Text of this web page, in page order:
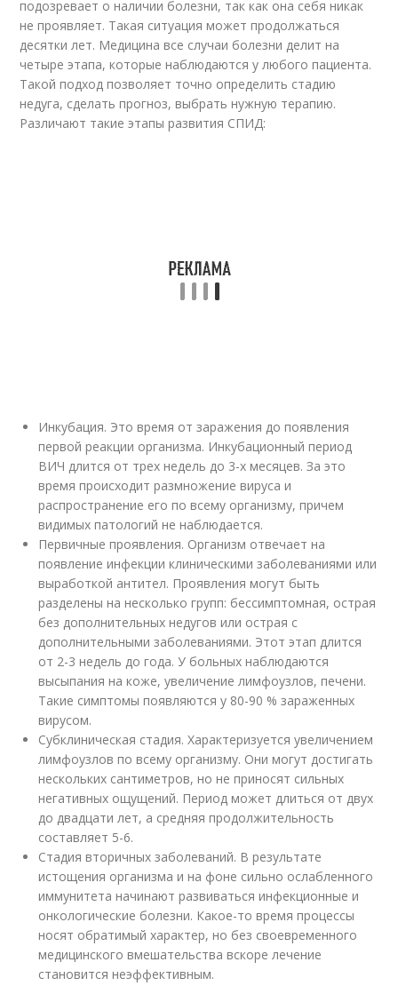
подозревает о наличии болезни, так как она себя никак
не проявляет. Такая ситуация может продолжаться
десятки лет. Медицина все случаи болезни делит на
четыре этапа, которые наблюдаются у любого пациента.
Такой подход позволяет точно определить стадию
недуга, сделать прогноз, выбрать нужную терапию.
Различают такие этапы развития СПИД:
Инкубация. Это время от заражения до появления
первой реакции организма. Инкубационный период
ВИЧ длится от трех недель до 3-х месяцев. За это
время происходит размножение вируса и
распространение его по всему организму, причем
видимых патологий не наблюдается.
Первичные проявления. Организм отвечает на
появление инфекции клиническими заболеваниями или
выработкой антител. Проявления могут быть
разделены на несколько групп: бессимптомная, острая
без дополнительных недугов или острая с
дополнительными заболеваниями. Этот этап длится
от 2-3 недель до года. У больных наблюдаются
высыпания на коже, увеличение лимфоузлов, печени.
Такие симптомы появляются у 80-90 % зараженных
вирусом.
Субклиническая стадия. Характеризуется увеличением
лимфоузлов по всему организму. Они могут достигать
нескольких сантиметров, но не приносят сильных
негативных ощущений. Период может длиться от двух
до двадцати лет, а средняя продолжительность
составляет 5-6.
Стадия вторичных заболеваний. В результате
истощения организма и на фоне сильно ослабленного
иммунитета начинают развиваться инфекционные и
онкологические болезни. Какое-то время процессы
носят обратимый характер, но без своевременного
медицинского вмешательства вскоре лечение
становится неэффективным.